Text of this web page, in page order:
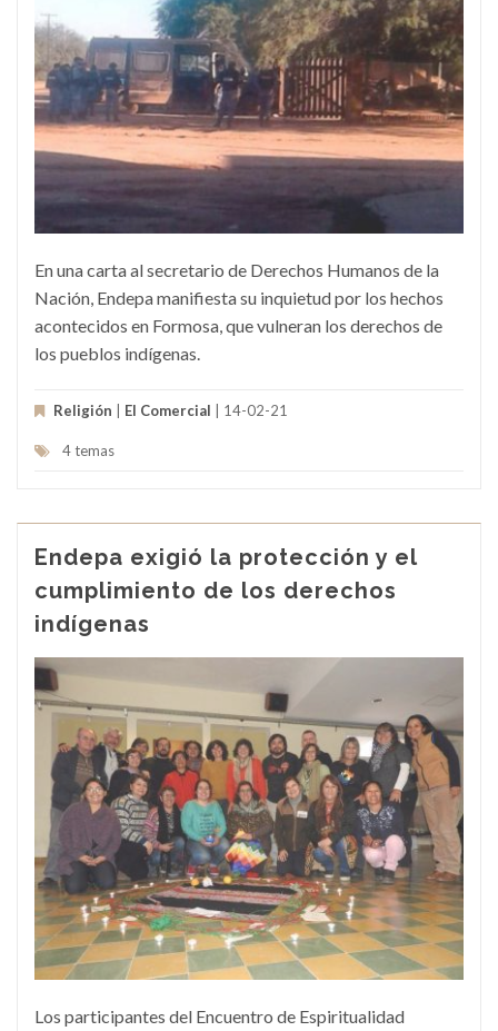
En una carta al secretario de Derechos Humanos de la
Nación, Endepa manifiesta su inquietud por los hechos
acontecidos en Formosa, que vulneran los derechos de
los pueblos indígenas.
Religión El Comercial | 14-02-21
4 temas
Endepa exigió la protección y el
cumplimiento de los derechos
indígenas
Los participantes del Encuentro de Espiritualidad